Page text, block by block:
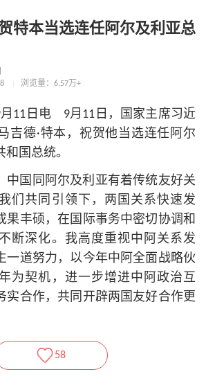
特本当选连任阿尔及利亚总
浏览量：6.57万+
11日电 9月11日，国家主席习近
吉德·特本，祝贺他当选连任阿尔
和国 总统。
中国同阿尔及利亚有着传统友好关
们共同引领下，两国关系快速发
果丰硕，在国际事务中密切协调和
断深化。我高度重视中阿关系发
一道努力，以今年中阿全面战略伙
为契机，进一步增进中阿政治互
实合作，共同开辟两国友好合作更
58